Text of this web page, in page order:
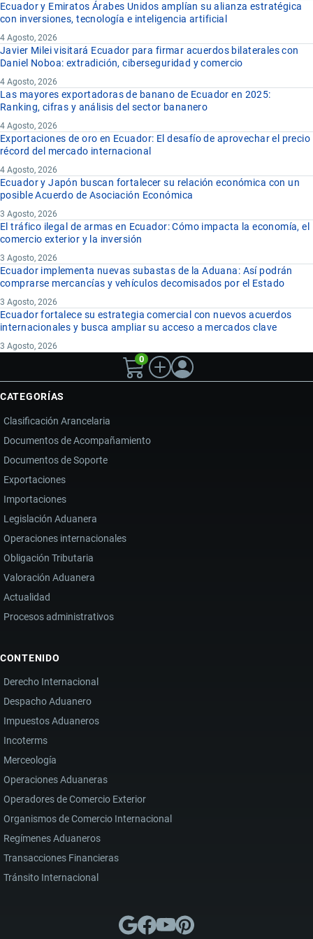
Ecuador y Emiratos Árabes Unidos amplían su alianza estratégica
con inversiones, tecnología e inteligencia artificial
4 Agosto, 2026
Javier Milei visitará Ecuador para firmar acuerdos bilaterales con
Daniel Noboa: extradición, ciberseguridad y comercio
4 Agosto, 2026
Las mayores exportadoras de banano de Ecuador en 2025:
Ranking, cifras y análisis del sector bananero
4 Agosto, 2026
Exportaciones de oro en Ecuador: El desafío de aprovechar el precio
récord del mercado internacional
4 Agosto, 2026
Ecuador y Japón buscan fortalecer su relación económica con un
posible Acuerdo de Asociación Económica
3 Agosto, 2026
El tráfico ilegal de armas en Ecuador: Cómo impacta la economía, el
comercio exterior y la inversión
3 Agosto, 2026
Ecuador implementa nuevas subastas de la Aduana: Así podrán
comprarse mercancías y vehículos decomisados por el Estado
3 Agosto, 2026
Ecuador fortalece su estrategia comercial con nuevos acuerdos
internacionales y busca ampliar su acceso a mercados clave
3 Agosto, 2026
0
CATEGORÍAS
Clasificación Arancelaria
Documentos de Acompañamiento
Documentos de Soporte
Exportaciones
Importaciones
Legislación Aduanera
Operaciones internacionales
Obligación Tributaria
Valoración Aduanera
Actualidad
Procesos administrativos
CONTENIDO
Derecho Internacional
Despacho Aduanero
Impuestos Aduaneros
Incoterms
Merceología
Operaciones Aduaneras
Operadores de Comercio Exterior
Organismos de Comercio Internacional
Regímenes Aduaneros
Transacciones Financieras
Tránsito Internacional